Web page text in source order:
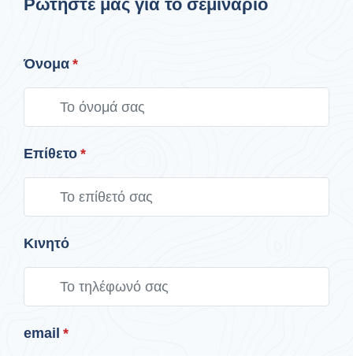
Ρωτήστε μας για το σεμινάριο
Όνομα *
Επίθετο *
Κινητό
email *